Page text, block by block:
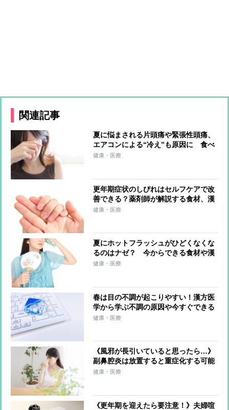
関連記事
夏に悩まされる片頭痛や緊張性頭痛、
エアコンによる“冷え”も原因に 食べ
物や漢方でできる対策は？
健康・医療
更年期症状のしびれはセルフケアで改
善できる？薬剤師が解説する食材、漢
方薬による対策
健康・医療
夏にホットフラッシュがひどくなくな
るのはナゼ？ 今からできる食材や漢
方による体質改善対策
健康・医療
春は目の不調が起こりやすい！漢方医
学から学ぶ不調の原因や今すぐできる
対策
健康・医療
《風邪が長引いていると思ったら…》
副鼻腔炎は放置すると重症化する可能
性も！食事や漢方薬などでセルフケア
健康・医療
《更年期を迎えたら要注意！》夫婦喧